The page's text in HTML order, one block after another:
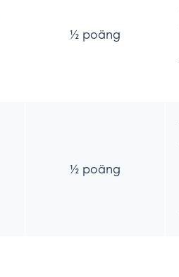
½ poäng
½ poäng